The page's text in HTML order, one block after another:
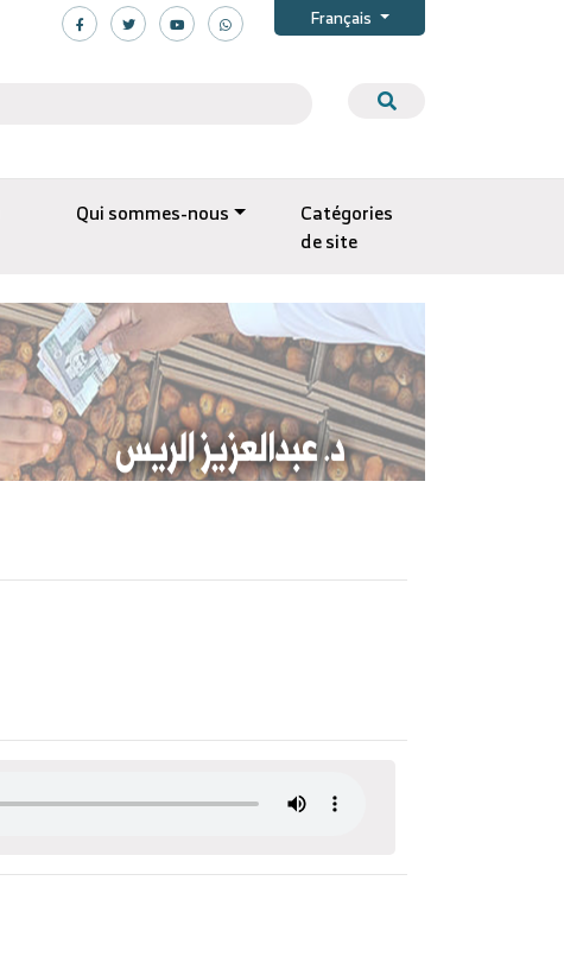
Français
Qui sommes-nous
Catégories
de site